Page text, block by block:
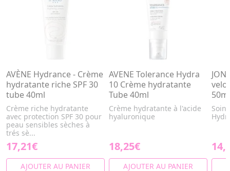
AVÈNE Hydrance - Crème
hydratante riche SPF 30
tube 40ml
Crème riche hydratante
avec protection SPF 30 pour
peau sensibles sèches à
trés sè...
17,21€
AJOUTER AU PANIER
AVENE Tolerance Hydra
10 Crème hydratante
Tube 40ml
Crème hydratante à l'acide
hyaluronique
18,25€
AJOUTER AU PANIER
50ml
Soin